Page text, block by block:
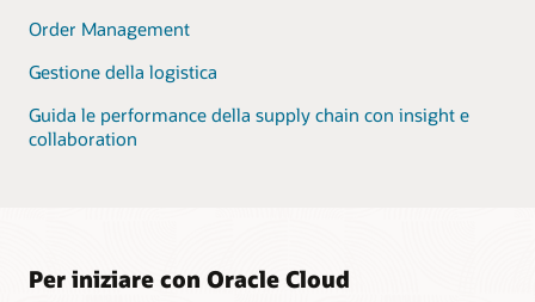
Order Management
Gestione della logistica
Guida le performance della supply chain con insight e
collaboration
Per iniziare con Oracle Cloud